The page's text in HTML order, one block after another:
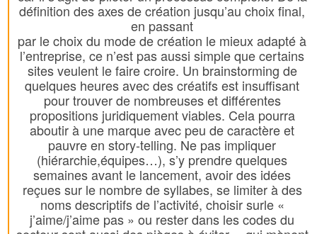
définition des axes de création jusqu’au choix final,
en passant
par le choix du mode de création le mieux adapté à
l’entreprise, ce n’est pas aussi simple que certains
sites veulent le faire croire. Un brainstorming de
quelques heures avec des créatifs est insuffisant
pour trouver de nombreuses et différentes
propositions juridiquement viables. Cela pourra
aboutir à une marque avec peu de caractère et
pauvre en story-telling. Ne pas impliquer
(hiérarchie,équipes…), s’y prendre quelques
semaines avant le lancement, avoir des idées
reçues sur le nombre de syllabes, se limiter à des
noms descriptifs de l’activité, choisir surle «
j’aime/j’aime pas » ou rester dans les codes du